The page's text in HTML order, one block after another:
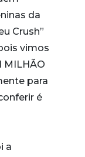
da
Crush”
vimos
MILHÃO
para
é
a